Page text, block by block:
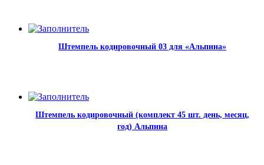
Штемпель кодировочный 03 для «Альпина»
Штемпель кодировочный (комплект 45 шт. день, месяц,
год) Альпина